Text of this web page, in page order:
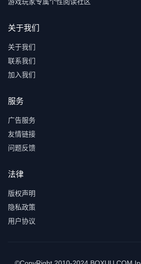
关于我们
关于我们
联系我们
加入我们
服务
广告服务
友情链接
问题反馈
法律
版权声明
隐私政策
用户协议